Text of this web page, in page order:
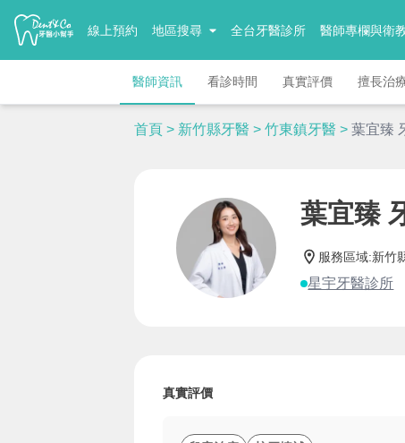
線上預約 地區搜尋 全台牙醫診所 醫師專欄與衛
醫師資訊 看診時間 真實評價 擅長治
首頁 > 新竹縣牙醫 > 竹東鎮牙醫 > 葉宜臻
葉宜臻
服務區域:新竹
星宇牙醫診所
真實評價